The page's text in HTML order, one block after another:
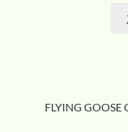
FLYING GOOSE